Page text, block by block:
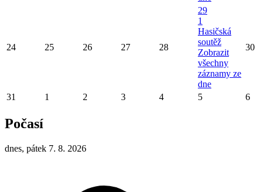
24 25 26 27 28
29
1
Hasičská
soutěž
Zobrazit
všechny
záznamy ze
dne
30
31 1 2 3 4 5 6
Počasí
dnes, pátek 7. 8. 2026